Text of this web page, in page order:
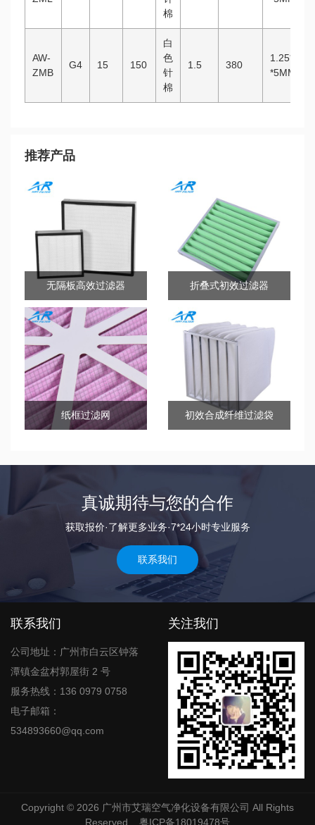
棉
AW-
ZMB
G4 15 150
白
色
针
棉
1.5 380
1.25*50M
*5MM
推荐产品
无隔板高效过滤器 折叠式初效过滤器
纸框过滤网 初效合成纤维过滤袋
真诚期待与您的合作
获取报价·了解更多业务·7*24小时专业服务
联系我们
联系我们
公司地址：广州市白云区钟落
潭镇金盆村郭屋街 2 号
服务热线：136 0979 0758
电子邮箱：
534893660@qq.com
关注我们
Copyright © 2026 广州市艾瑞空气净化设备有限公司 All Rights
Reserved
粤ICP备18019478号